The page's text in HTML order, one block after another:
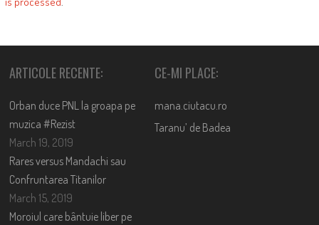
ARTICOLE RECENTE:
Orban duce PNL la groapa pe
muzica #Rezist
March 19, 2019
Rares versus Mandachi sau
Confruntarea Titanilor
March 15, 2019
Moroiul care bântuie liber pe
CE-MI PLACE:
mana.ciutacu.ro
Taranu’ de Badea